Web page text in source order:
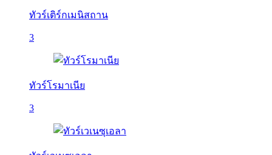
ทัวร์เติร์กเมนิสถาน
3
ทัวร์โรมาเนีย
3